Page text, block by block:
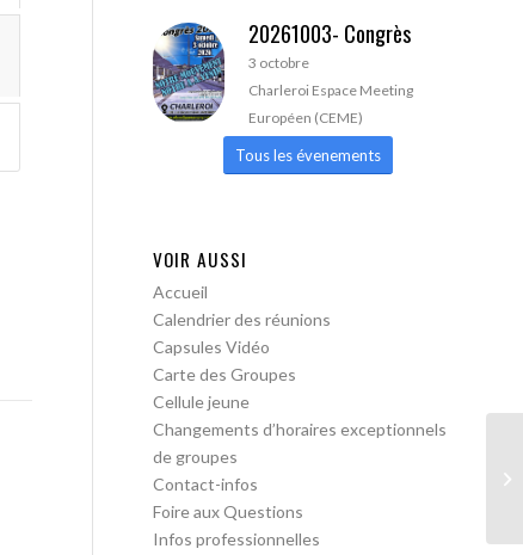
20261003- Congrès
3 octobre
Charleroi Espace Meeting
Européen (CEME)
Tous les évenements
VOIR AUSSI
Accueil
Calendrier des réunions
Capsules Vidéo
Carte des Groupes
Cellule jeune
Changements d’horaires exceptionnels
de groupes
Contact-infos
Foire aux Questions
Infos professionnelles